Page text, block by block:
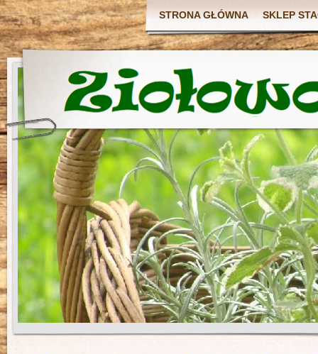
STRONA GŁÓWNA SKLEP